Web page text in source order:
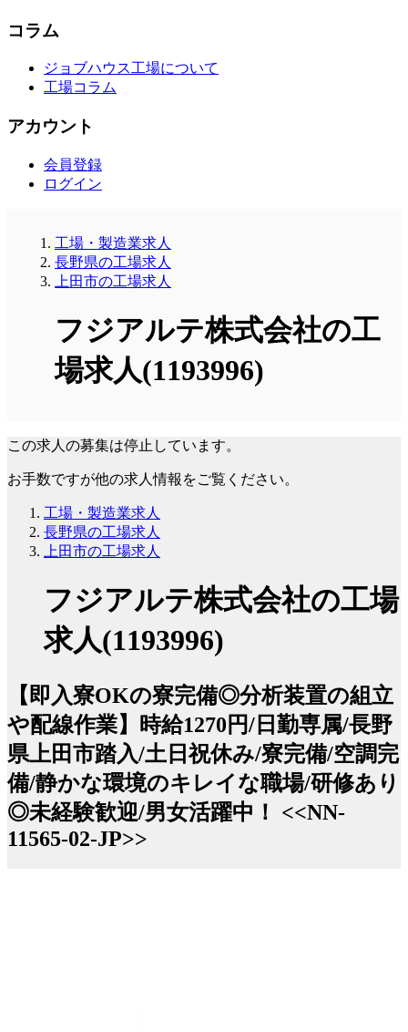
コラム
ジョブハウス工場について
工場コラム
アカウント
会員登録
ログイン
工場・製造業求人
長野県の工場求人
上田市の工場求人
フジアルテ株式会社の工
場求人(1193996)
この求人の募集は停止しています。
お手数ですが他の求人情報をご覧ください。
工場・製造業求人
長野県の工場求人
上田市の工場求人
フジアルテ株式会社の工場
求人(1193996)
【即入寮OKの寮完備◎分析装置の組立
や配線作業】時給1270円/日勤専属/長野
県上田市踏入/土日祝休み/寮完備/空調完
備/静かな環境のキレイな職場/研修あり
◎未経験歓迎/男女活躍中！ <<NN-
11565-02-JP>>